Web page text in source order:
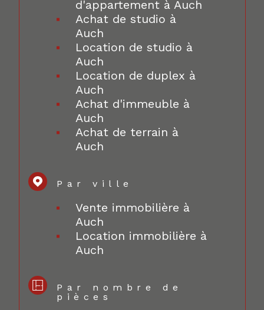
d'appartement à Auch
Achat de studio à
Auch
Location de studio à
Auch
Location de duplex à
Auch
Achat d'immeuble à
Auch
Achat de terrain à
Auch
Par ville
Vente immobilière à
Auch
Location immobilière à
Auch
Par nombre de
pièces